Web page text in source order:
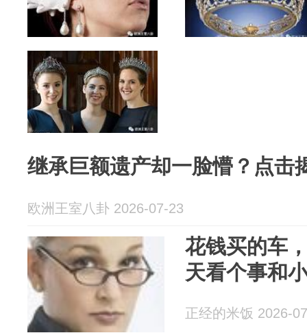
继承巨额遗产却一脸懵？点击
欧洲王室八卦 2026-07-23
花钱买的车
天看个事和
正经的米饭 2026-